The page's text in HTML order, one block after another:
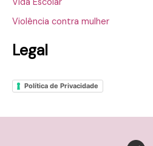
Violência contra mulher
Legal
Política de Privacidade